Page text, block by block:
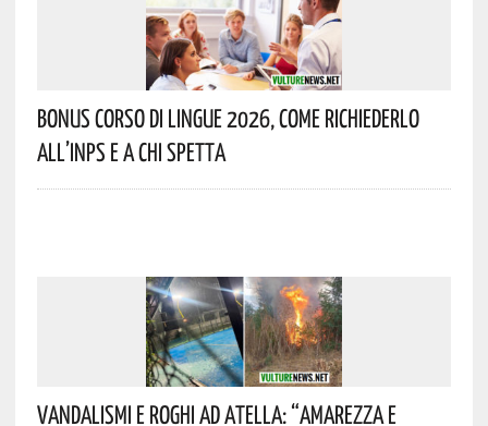
Bonus Corso Di Lingue 2026, Come Richiederlo
All’INPS E A Chi Spetta
Vandalismi E Roghi Ad Atella: “Amarezza E